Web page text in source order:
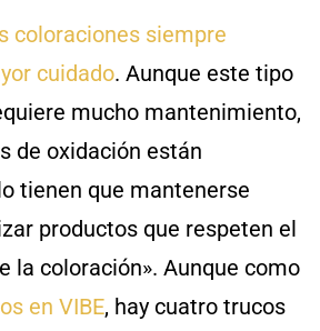
coloraciones siempre
cuidado. Aunque este tipo
mucho mantenimiento,
de oxidación están
tienen que mantenerse
productos que respeten el
la coloración». Aunque como
en VIBE, hay cuatro trucos